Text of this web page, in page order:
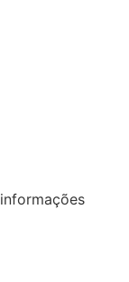
informações